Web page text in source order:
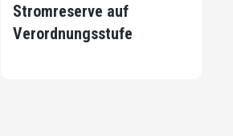
Stromreserve auf
Verordnungsstufe